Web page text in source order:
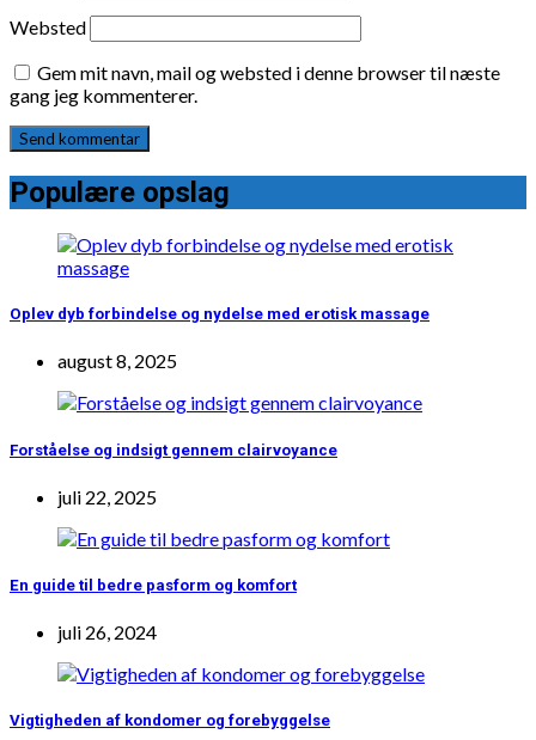
Websted
Gem mit navn, mail og websted i denne browser til næste
gang jeg kommenterer.
Populære opslag
Oplev dyb forbindelse og nydelse med erotisk massage
august 8, 2025
Forståelse og indsigt gennem clairvoyance
juli 22, 2025
En guide til bedre pasform og komfort
juli 26, 2024
Vigtigheden af kondomer og forebyggelse